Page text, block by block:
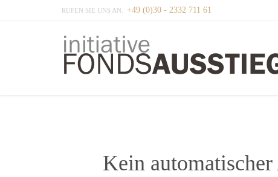
RUFEN SIE UNS AN: +49 (0)30 - 2332 711 61
Kein